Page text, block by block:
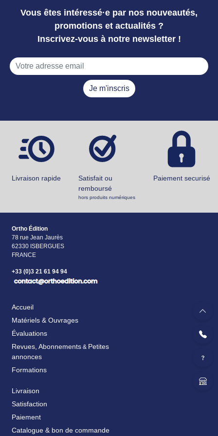
Vous êtes intéressé·e par nos nouveautés,
promotions et actualités ?
Inscrivez-vous à notre newsletter !
Je m'inscris
Livraison rapide
Satisfait ou
remboursé
hors produits numériques
Paiement securisé
Ortho Édition
78 rue Jean Jaurès
62330 ISBERGUES
FRANCE
+33 (0)3 21 61 94 94
Accueil
Matériels & Ouvrages
Évaluations
Revues, Abonnements & Petites
annonces
Formations
Livraison
Satisfaction
Paiement
Catalogue & bon de commande